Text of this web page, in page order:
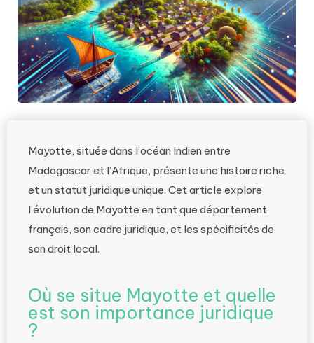
Mayotte, située dans l’océan Indien entre
Madagascar et l’Afrique, présente une histoire riche
et un statut juridique unique. Cet article explore
l’évolution de Mayotte en tant que département
français, son cadre juridique, et les spécificités de
son droit local.
Où se situe Mayotte et quelle
est son importance juridique
?